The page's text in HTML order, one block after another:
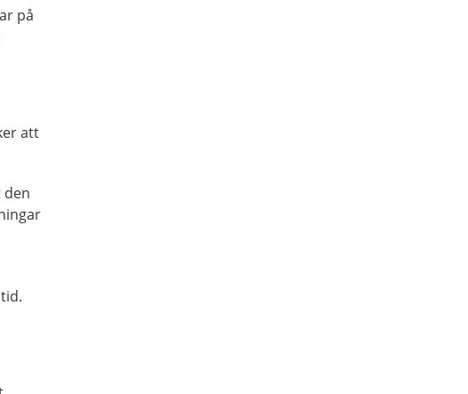
på
att